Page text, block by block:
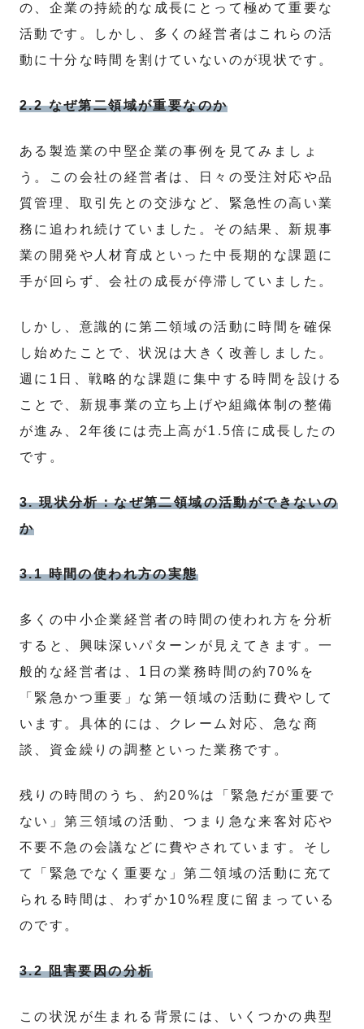
の、企業の持続的な成長にとって極めて重要な
活動です。しかし、多くの経営者はこれらの活
動に十分な時間を割けていないのが現状です。
2.2 なぜ第二領域が重要なのか
ある製造業の中堅企業の事例を見てみましょ
う。この会社の経営者は、日々の受注対応や品
質管理、取引先との交渉など、緊急性の高い業
務に追われ続けていました。その結果、新規事
業の開発や人材育成といった中長期的な課題に
手が回らず、会社の成長が停滞していました。
しかし、意識的に第二領域の活動に時間を確保
し始めたことで、状況は大きく改善しました。
週に1日、戦略的な課題に集中する時間を設ける
ことで、新規事業の立ち上げや組織体制の整備
が進み、2年後には売上高が1.5倍に成長したの
です。
3. 現状分析：なぜ第二領域の活動ができないの
か
3.1 時間の使われ方の実態
多くの中小企業経営者の時間の使われ方を分析
すると、興味深いパターンが見えてきます。一
般的な経営者は、1日の業務時間の約70%を
「緊急かつ重要」な第一領域の活動に費やして
います。具体的には、クレーム対応、急な商
談、資金繰りの調整といった業務です。
残りの時間のうち、約20%は「緊急だが重要で
ない」第三領域の活動、つまり急な来客対応や
不要不急の会議などに費やされています。そし
て「緊急でなく重要な」第二領域の活動に充て
られる時間は、わずか10%程度に留まっている
のです。
3.2 阻害要因の分析
この状況が生まれる背景には、いくつかの典型